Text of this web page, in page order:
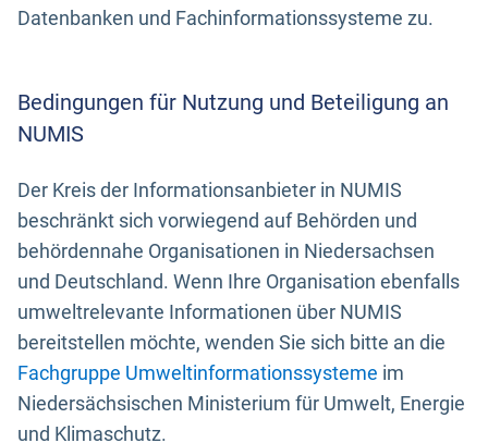
Datenbanken und Fachinformationssysteme zu.
Bedingungen für Nutzung und Beteiligung an
NUMIS
Der Kreis der Informationsanbieter in NUMIS
beschränkt sich vorwiegend auf Behörden und
behördennahe Organisationen in Niedersachsen
und Deutschland. Wenn Ihre Organisation ebenfalls
umweltrelevante Informationen über NUMIS
bereitstellen möchte, wenden Sie sich bitte an die
Fachgruppe Umweltinformationssysteme im
Niedersächsischen Ministerium für Umwelt, Energie
und Klimaschutz.